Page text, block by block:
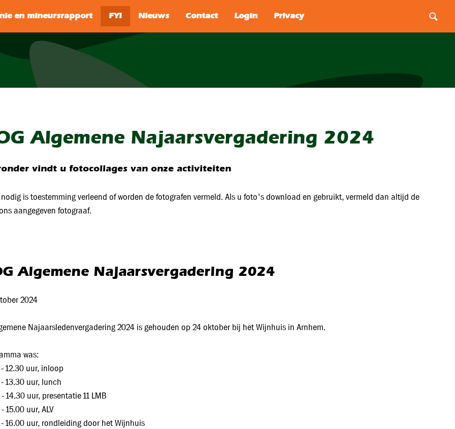
SEARCH
Algemene Najaarsvergadering 2024
vindt u fotocollages van onze activiteiten
is toestemming verleend of worden de fotografen vermeld. Als u foto's download en gebruikt, vermeld dan altijd de
aangegeven fotograaf.
Algemene Najaarsvergadering 2024
2024
Najaarsledenvergadering 2024 is gehouden op 24 oktober bij het Wijnhuis in Arnhem.
was:
12.30 uur, inloop
13.30 uur, lunch
14.30 uur, presentatie 11 LMB
15.00 uur, ALV
- 16.00 uur, rondleiding door het Wijnhuis